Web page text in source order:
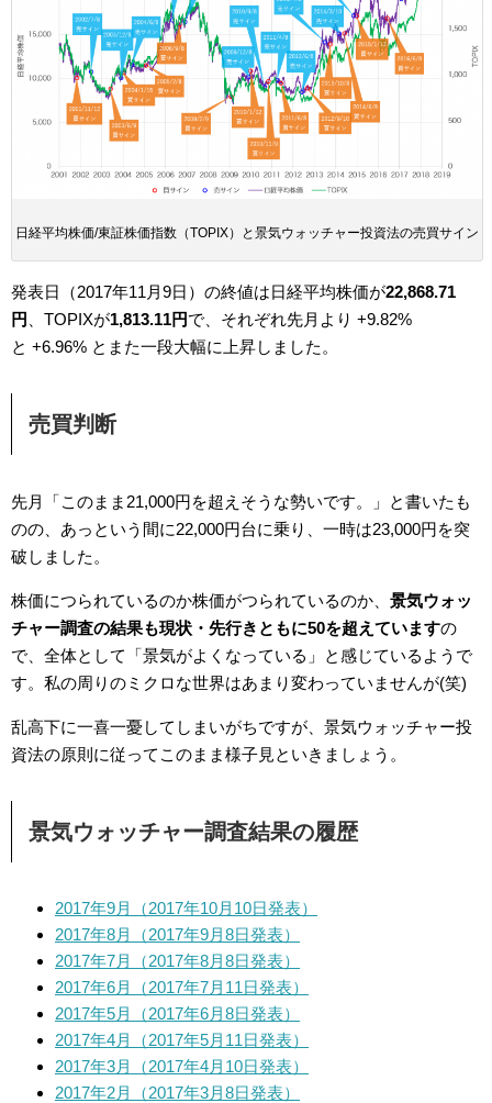
日経平均株価/東証株価指数（TOPIX）と景気ウォッチャー投資法の売買サイン
発表日（2017年11月9日）の終値は日経平均株価が22,868.71
円
、TOPIXが1,813.11円で、それぞれ先月より +9.82%
と +6.96% とまた一段大幅に上昇しました。
売買判断
先月「このまま21,000円を超えそうな勢いです。」と書いたも
のの、あっという間に22,000円台に乗り、一時は23,000円を突
破しました。
株価につられているのか株価がつられているのか、 景気ウォッ
チャー調査の結果も現状・先行きともに50を超えていますの
で、全体として「景気がよくなっている」と感じているようで
す。私の周りのミクロな世界はあまり変わっていませんが(笑)
乱高下に一喜一憂してしまいがちですが、景気ウォッチャー投
資法の原則に従ってこのまま様子見といきましょう。
景気ウォッチャー調査結果の履歴
2017年9月（2017年10月10日発表）
2017年8月（2017年9月8日発表）
2017年7月（2017年8月8日発表）
2017年6月（2017年7月11日発表）
2017年5月（2017年6月8日発表）
2017年4月（2017年5月11日発表）
2017年3月（2017年4月10日発表）
2017年2月（2017年3月8日発表）